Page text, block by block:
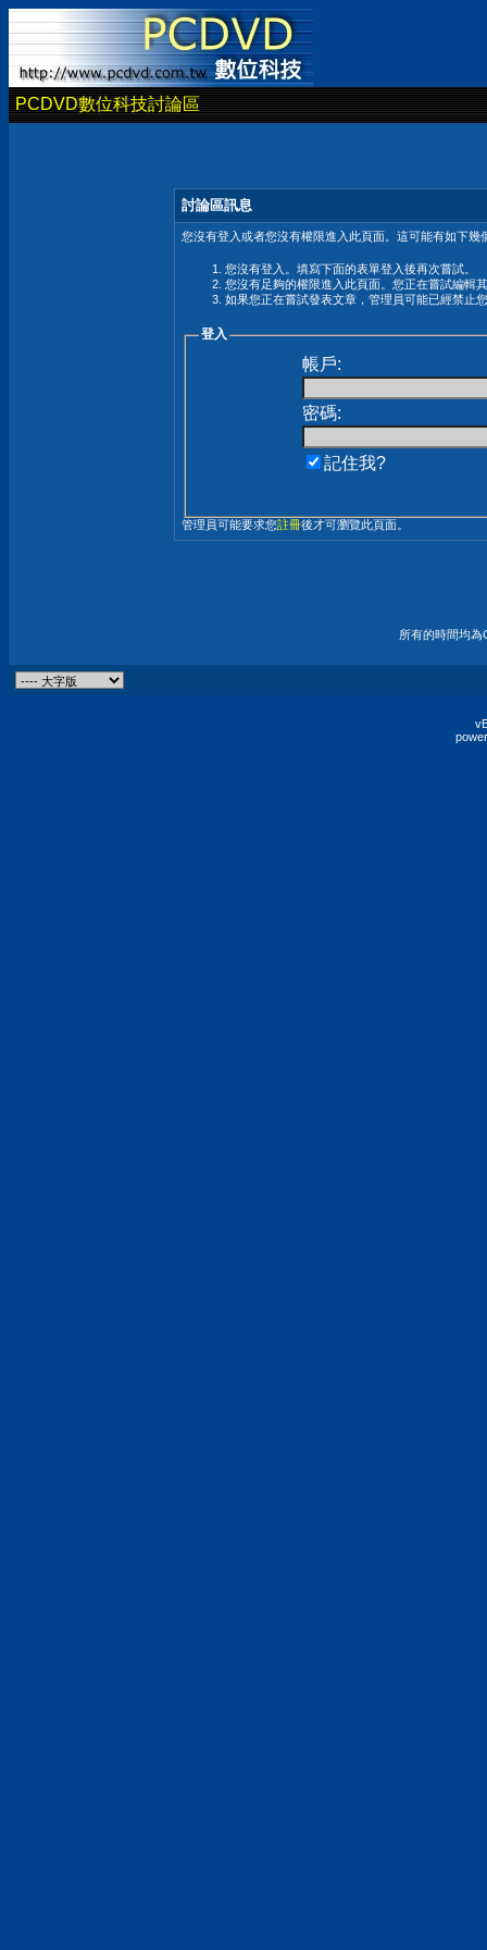
PCDVD數位科技討論區
討論區訊息
您沒有登入或者您沒有權限進入此頁面。這可能有如下幾
您沒有登入。填寫下面的表單登入後再次嘗試。
您沒有足夠的權限進入此頁面。您正在嘗試編輯
如果您正在嘗試發表文章，管理員可能已經禁止
登入
帳戶:
密碼:
記住我?
管理員可能要求您註冊後才可瀏覽此頁面。
所有的時間均為